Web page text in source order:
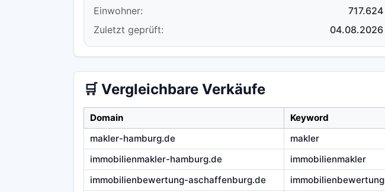
Einwohner:
717.624
Zuletzt geprüft:
04.08.2026
🛒 Vergleichbare Verkäufe
Domain Keyword
makler-hamburg.de
makler
immobilienmakler-hamburg.de
immobilienmakler
immobilienbewertung-aschaffenburg.de
immobilienbewertung